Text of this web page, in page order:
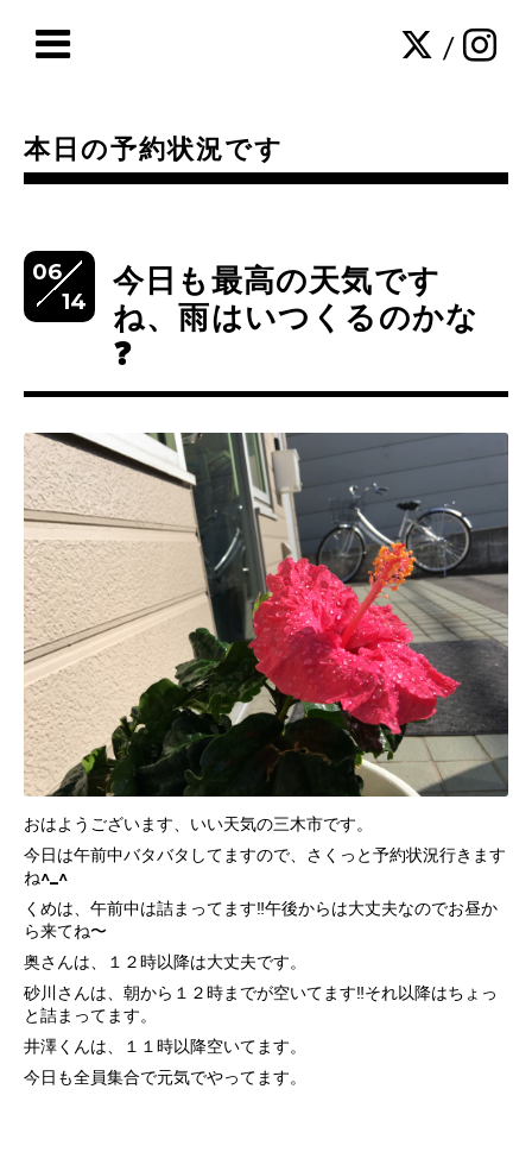
/
本日の予約状況です
06
14
今日も最高の天気です
ね、雨はいつくるのかな
❓
おはようございます、いい天気の三木市です。
今日は午前中バタバタしてますので、さくっと予約状況行きます
ね^_^
くめは、午前中は詰まってます‼️午後からは大丈夫なのでお昼か
ら来てね〜
奥さんは、１２時以降は大丈夫です。
砂川さんは、朝から１２時までが空いてます‼️それ以降はちょっ
と詰まってます。
井澤くんは、１１時以降空いてます。
今日も全員集合で元気でやってます。